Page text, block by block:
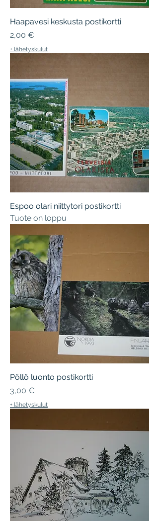
Haapavesi keskusta postikortti
Hinta
2,00 €
+ lähetyskulut
Espoo olari niittytori postikortti
Tuote on loppu
Pöllö luonto postikortti
Hinta
3,00 €
+ lähetyskulut